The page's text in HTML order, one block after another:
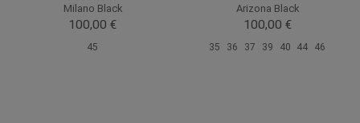
Milano Black
100,00 €
45
Arizona Black
100,00 €
35 36 37 39 40 44 46